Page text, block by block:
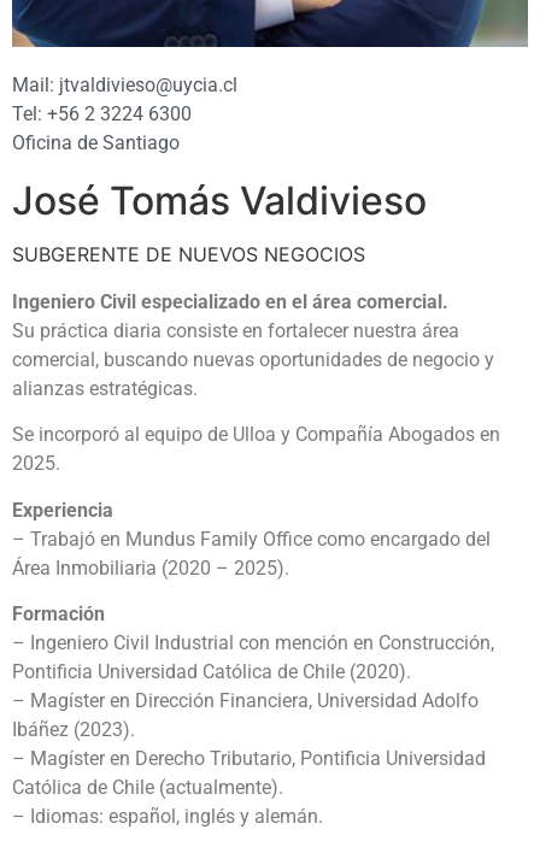
Mail: jtvaldivieso@uycia.cl
Tel: +56 2 3224 6300
Oficina de Santiago
José Tomás Valdivieso
SUBGERENTE DE NUEVOS NEGOCIOS
Ingeniero Civil especializado en el área comercial.
Su práctica diaria consiste en fortalecer nuestra área
comercial, buscando nuevas oportunidades de negocio y
alianzas estratégicas.
Se incorporó al equipo de Ulloa y Compañía Abogados en
2025.
Experiencia
– Trabajó en Mundus Family Office como encargado del
Área Inmobiliaria (2020 – 2025).
Formación
– Ingeniero Civil Industrial con mención en Construcción,
Pontificia Universidad Católica de Chile (2020).
– Magíster en Dirección Financiera, Universidad Adolfo
Ibáñez (2023).
– Magíster en Derecho Tributario, Pontificia Universidad
Católica de Chile (actualmente).
– Idiomas: español, inglés y alemán.